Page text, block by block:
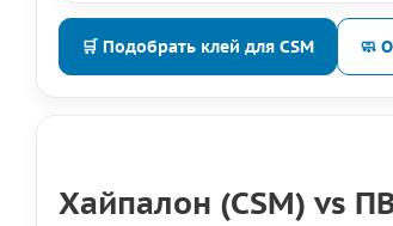
🛒 Подобрать клей для CSM 🧼
Хайпалон (CSM) vs